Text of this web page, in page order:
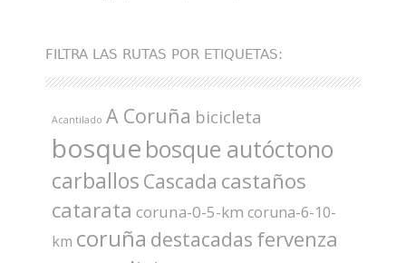
FILTRA LAS RUTAS POR ETIQUETAS:
Acantilado A Coruña bicicleta
bosque bosque autóctono
carballos Cascada castaños
catarata coruna-0-5-km coruna-6-10-
km coruña destacadas fervenza